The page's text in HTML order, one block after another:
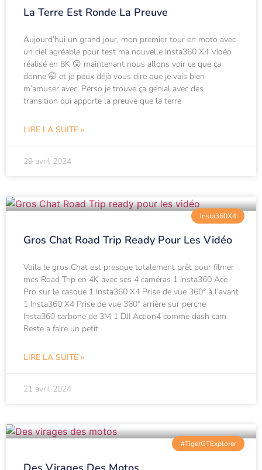
La Terre Est Ronde La Preuve
Aujourd’hui un grand jour, mon premier tour en moto avec
un ciel agréable pour test ma nouvelle Insta360 X4 Vidéo
réalisé en 8K 😮 maintenant nous allons voir ce que ça
donne 🤭 et je peux déjà vous dire que je vais bien
m’amuser avec. Perso je trouve ça génial avec des
transition qui apporte la preuve que la terre
LIRE LA SUITE »
29 avril 2024
Insta360X4
Gros Chat Road Trip Ready Pour Les Vidéo
Voila le gros Chat est presque totalement prêt pour filmer
mes Road Trip en 4K avec ses 4 caméras 1 Insta360 Ace
Pro sur le casque 1 Insta360 X4 Prise de vue 360° à l’avant
1 Insta360 X4 Prise de vue 360° arrière sur perche
Insta360 carbone de 3M 1 DJI Action4 comme dash cam
Reste a faire un petit
LIRE LA SUITE »
21 avril 2024
#TigerGTExplorer